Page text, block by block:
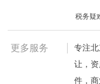
税务疑
更多服务
专注
让，